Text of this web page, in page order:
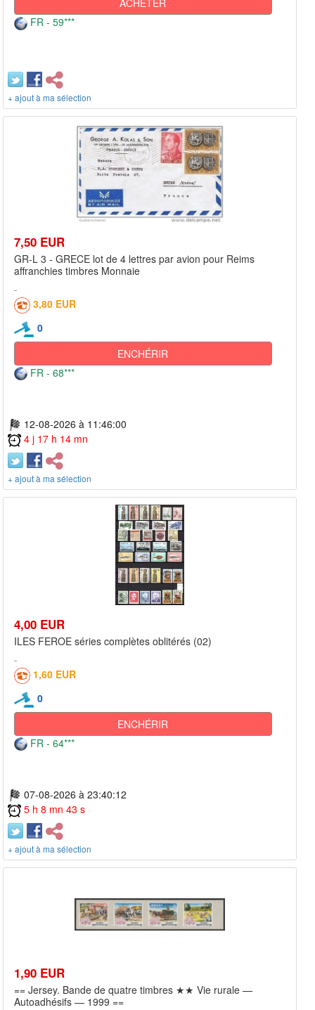
ACHETER
FR - 59***
+ ajout à ma sélection
7,50 EUR
GR-L 3 - GRECE lot de 4 lettres par avion pour Reims
affranchies timbres Monnaie
3,80 EUR
0
ENCHÉRIR
FR - 68***
12-08-2026 à 11:46:00
4 j 17 h 14 mn
+ ajout à ma sélection
4,00 EUR
ILES FEROE séries complètes oblitérés (02)
1,60 EUR
0
ENCHÉRIR
FR - 64***
07-08-2026 à 23:40:12
5 h 8 mn 43 s
+ ajout à ma sélection
1,90 EUR
== Jersey. Bande de quatre timbres ★★ Vie rurale —
Autoadhésifs — 1999 ==